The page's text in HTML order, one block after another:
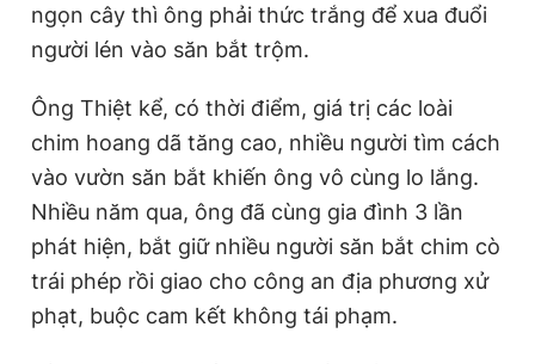
ngọn cây thì ông phải thức trắng để xua đuổi
người lén vào săn bắt trộm.
Ông Thiệt kể, có thời điểm, giá trị các loài
chim hoang dã tăng cao, nhiều người tìm cách
vào vườn săn bắt khiến ông vô cùng lo lắng.
Nhiều năm qua, ông đã cùng gia đình 3 lần
phát hiện, bắt giữ nhiều người săn bắt chim cò
trái phép rồi giao cho công an địa phương xử
phạt, buộc cam kết không tái phạm.